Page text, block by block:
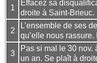
1
Effacez sa
droite à Saint-Brieuc.
2
L’ensemble de ses
qu’elle nous rassure.
3
Pas si mal le 30 nov.
un an. Se plaît à